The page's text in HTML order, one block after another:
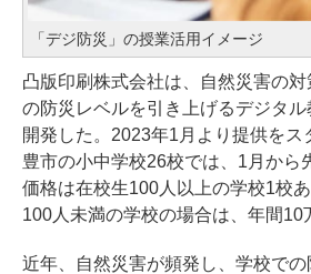
「デジ防災」の授業活用イメージ
凸版印刷株式会社は、自然災害の
の防災レベルを引き上げるデジタル
開発した。2023年1月より提供をス
豊市の小中学校26校では、1月から
価格は在校生100人以上の学校1校
100人未満の学校の場合は、年間10
近年、自然災害が頻発し、学校で